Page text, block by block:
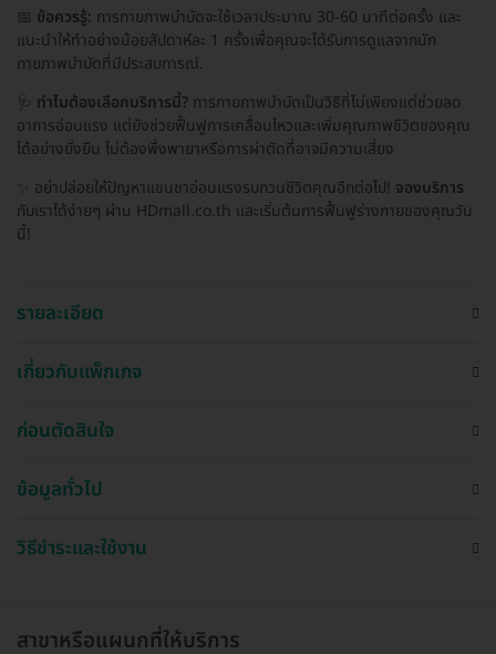
📅 ข้อควรรู้: การกายภาพบำบัดจะใช้เวลาประมาณ 30-60 นาทีต่อครั้ง และ
แนะนำให้ทำอย่างน้อยสัปดาห์ละ 1 ครั้งเพื่อคุณจะได้รับการดูแลจากนัก
กายภาพบำบัดที่มีประสบการณ์.
🩺 ทำไมต้องเลือกบริการนี้? การกายภาพบำบัดเป็นวิธีที่ไม่เพียงแต่ช่วยลด
อาการอ่อนแรง แต่ยังช่วยฟื้นฟูการเคลื่อนไหวและเพิ่มคุณภาพชีวิตของคุณ
ได้อย่างยั่งยืน ไม่ต้องพึ่งพายาหรือการผ่าตัดที่อาจมีความเสี่ยง
✨ อย่าปล่อยให้ปัญหาแขนขาอ่อนแรงรบกวนชีวิตคุณอีกต่อไป! จองบริการ
กับเราได้ง่ายๆ ผ่าน HDmall.co.th และเริ่มต้นการฟื้นฟูร่างกายของคุณวัน
นี้!
รายละเอียด
เกี่ยวกับแพ็กเกจ
ก่อนตัดสินใจ
ข้อมูลทั่วไป
วิธีชำระและใช้งาน
สาขาหรือแผนกที่ให้บริการ